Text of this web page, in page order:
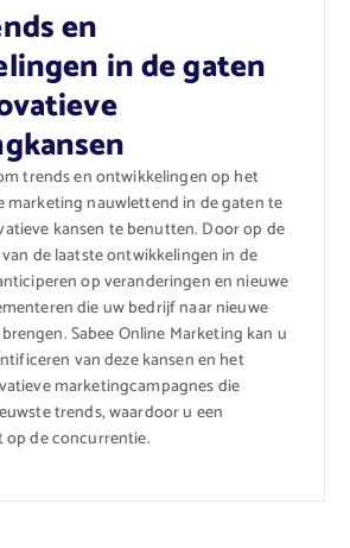
en
in de gaten
trends en ontwikkelingen op het
marketing nauwlettend in de gaten te
kansen te benutten. Door op de
de laatste ontwikkelingen in de
op veranderingen en nieuwe
die uw bedrijf naar nieuwe
Sabee Online Marketing kan u
van deze kansen en het
marketingcampagnes die
trends, waardoor u een
de concurrentie.